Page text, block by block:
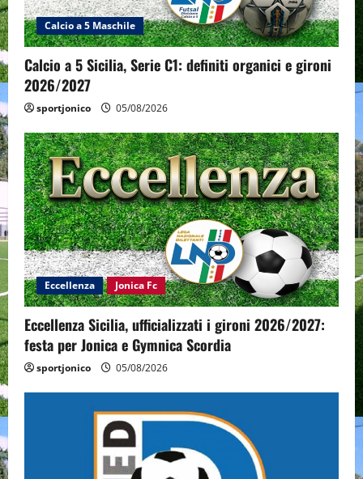
Calcio a 5 Maschile
Calcio a 5 Sicilia, Serie C1: definiti organici e gironi
2026/2027
sportjonico 05/08/2026
Eccellenza Jonica Fc
Eccellenza Sicilia, ufficializzati i gironi 2026/2027:
festa per Jonica e Gymnica Scordia
sportjonico 05/08/2026